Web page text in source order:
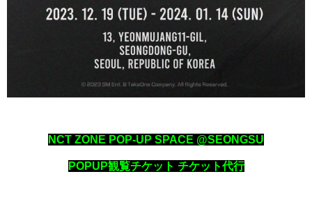
NCT ZONE POP-UP SPACE @SEONGSU
POPUP観覧チケット チケット代行